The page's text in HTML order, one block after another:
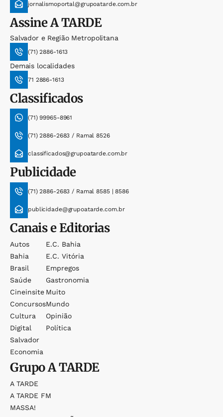
jornalismoportal@grupoatarde.com.br
AssineA TARDE
Salvador e Região Metropolitana
(71) 2886-1613
Demais localidades
71 2886-1613
Classificados
(71) 99965-8961
(71) 2886-2683 / Ramal 8526
classificados@grupoatarde.com.br
Publicidade
(71) 2886-2683 / Ramal 8585 | 8586
publicidade@grupoatarde.com.br
Canais e Editorias
Autos
Bahia
Brasil
Saúde
Cineinsite
Concursos
Cultura
Digital
Salvador
Economia
E.c. Bahia
E.c. Vitória
Empregos
Gastronomia
Muito
Mundo
Opinião
Política
GrupoA TARDE
A TARDE
A TARDE FM
MASSA!